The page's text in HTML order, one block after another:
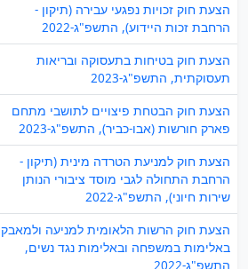
הצעת חוק זכויות נפגעי עבירה (תיקון -
הרחבת זכות היידוע), התשפ"ג-2022
הצעת חוק בטיחות בתעסוקה ובריאות
תעסוקתית, התשפ"ג-2023
הצעת חוק הבטחת פיצויים לתושבי מתחם
פארק חורשות (אבו-כביר), התשפ"ג-2023
הצעת חוק למניעת הטרדה מינית (תיקון -
הרחבת התחולה לגבי מוסד ציבורי הנותן
שירות חיוני), התשפ"ג-2022
הצעת חוק הרשות הלאומית למניעה ולמאבק
באלימות במשפחה ובאלימות נגד נשים,
התשפ"ג-2022